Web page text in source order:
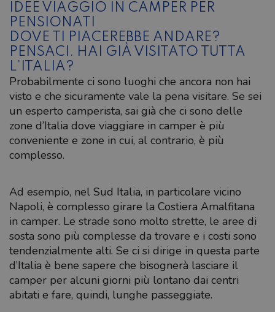
IDEE VIAGGIO IN CAMPER PER
PENSIONATI
DOVE TI PIACEREBBE ANDARE?
PENSACI. HAI GIÀ VISITATO TUTTA
L’ITALIA?
Probabilmente ci sono luoghi che ancora non hai
visto e che sicuramente vale la pena visitare. Se sei
un esperto camperista, sai già che ci sono delle
zone d’Italia dove viaggiare in camper è più
conveniente e zone in cui, al contrario, è più
complesso.
Ad esempio, nel Sud Italia, in particolare vicino
Napoli, è complesso girare la Costiera Amalfitana
in camper. Le strade sono molto strette, le aree di
sosta sono più complesse da trovare e i costi sono
tendenzialmente alti. Se ci si dirige in questa parte
d’Italia è bene sapere che bisognerà lasciare il
camper per alcuni giorni più lontano dai centri
abitati e fare, quindi, lunghe passeggiate.